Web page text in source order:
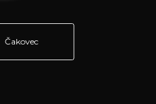
Čakovec